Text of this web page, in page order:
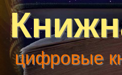
цифровые